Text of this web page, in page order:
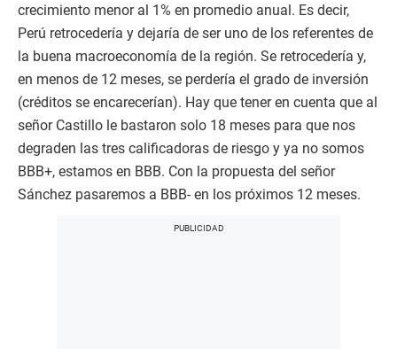
crecimiento menor al 1% en promedio anual. Es decir,
Perú retrocedería y dejaría de ser uno de los referentes de
la buena macroeconomía de la región. Se retrocedería y,
en menos de 12 meses, se perdería el grado de inversión
(créditos se encarecerían). Hay que tener en cuenta que al
señor Castillo le bastaron solo 18 meses para que nos
degraden las tres calificadoras de riesgo y ya no somos
BBB+, estamos en BBB. Con la propuesta del señor
Sánchez pasaremos a BBB- en los próximos 12 meses.